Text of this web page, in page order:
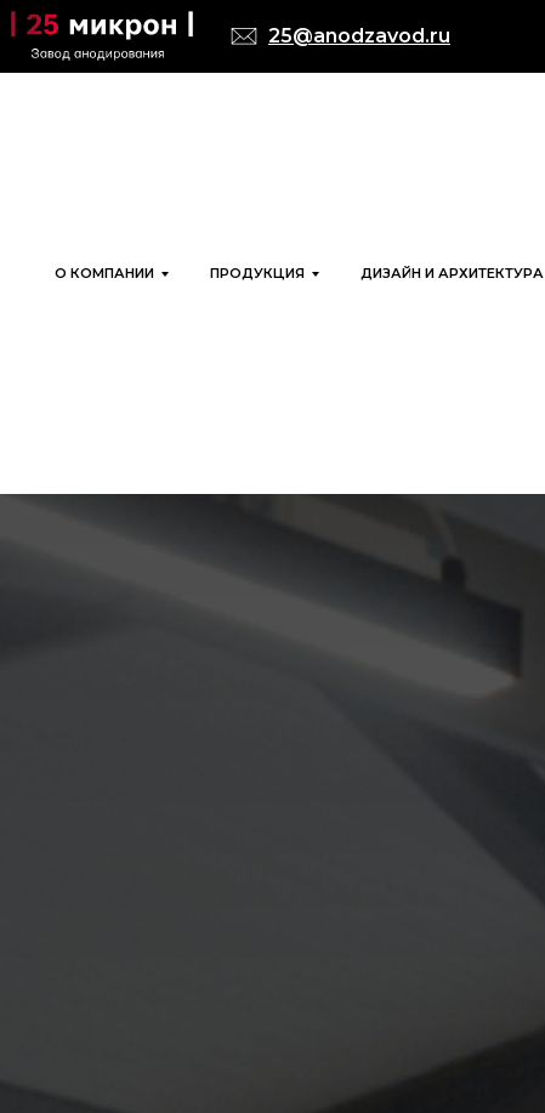
25@anodzavod.ru
О КОМПАНИИ ПРОДУКЦИЯ ДИЗАЙН И АРХИТЕКТУРА